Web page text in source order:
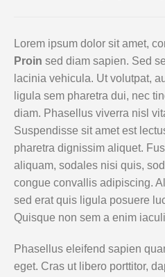
Lorem ipsum dolor sit amet,
Proin sed diam sapien. Sed
lacinia vehicula. Ut volutpat,
ligula sem pharetra dui, nec
diam. Phasellus viverra nisl
Suspendisse sit amet est
pharetra dignissim aliquet.
aliquam, sodales nisi quis,
congue convallis adipiscing.
sed erat quis ligula posuere
Quisque non sem a enim
Phasellus eleifend sapien
eget. Cras ut libero porttitor,